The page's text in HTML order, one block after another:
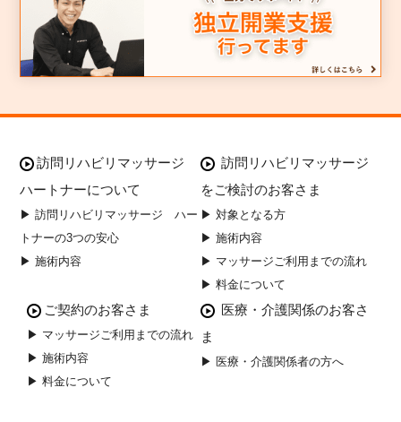
訪問リハビリマッサージ
ハートナーについて
▶ 訪問リハビリマッサージ ハー
トナーの3つの安心
▶ 施術内容
訪問リハビリマッサージ
をご検討のお客さま
▶ 対象となる方
▶ 施術内容
▶ マッサージご利用までの流れ
▶ 料金について
ご契約のお客さま
▶ マッサージご利用までの流れ
▶ 施術内容
▶ 料金について
医療・介護関係のお客さ
ま
▶ 医療・介護関係者の方へ